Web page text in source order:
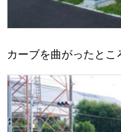
カーブを曲がったとこ